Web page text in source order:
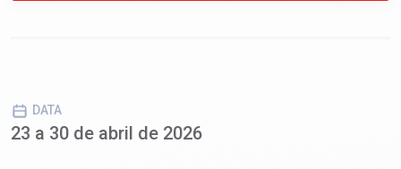
DATA
23 a 30 de abril de 2026